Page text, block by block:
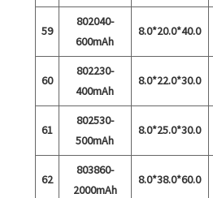
59
802040-
600mAh
8.0*20.0*40.0
60
802230-
400mAh
8.0*22.0*30.0
61
802530-
500mAh
8.0*25.0*30.0
62
803860-
2000mAh
8.0*38.0*60.0